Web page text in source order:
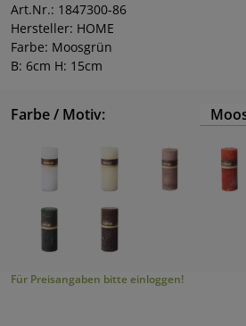
Art.Nr.: 1847300-86
Hersteller: HOME
Farbe: Moosgrün
B: 6cm H: 15cm
Farbe / Motiv:
Für Preisangaben bitte einloggen!